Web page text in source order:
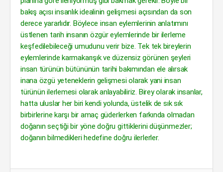
bakış açısı insanlık idealinin gelişmesi açısından da son
derece yararlıdır. Böylece insan eylemlerinin anlatımını
üstlenen tarih insanın özgür eylemlerinde bir ilerleme
keşfedilebileceği umudunu verir bize. Tek tek bireylerin
eylemlerinde karmakarışık ve düzensiz görünen şeyleri
insan türünün bütününün tarihi bakımından ele alırsak
inana özgü yeteneklerin gelişmesi olarak yani insan
türünün ilerlemesi olarak anlayabiliriz. Birey olarak insanlar,
hatta uluslar her biri kendi yolunda, üstelik de sık sık
birbirlerine karşı bir amaç güderlerken farkında olmadan
doğanın seçtiği bir yöne doğru gittiklerini düşünmezler;
doğanın bilmedikleri hedefine doğru ilerlerler.